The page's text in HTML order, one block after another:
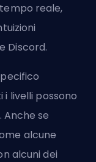
reale,
Discord.
livelli possono
se
alcune
alcuni dei